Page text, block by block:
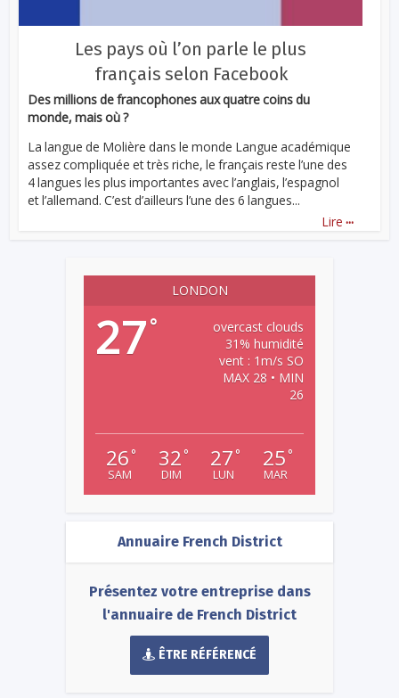
Les pays où l’on parle le plus
français selon Facebook
Des millions de francophones aux quatre coins du
monde, mais où ?
La langue de Molière dans le monde Langue académique
assez compliquée et très riche, le français reste l’une des
4 langues les plus importantes avec l’anglais, l’espagnol
et l’allemand. C’est d’ailleurs l’une des 6 langues...
Lire ...
LONDON
27°
overcast clouds
31% humidité
vent : 1m/s SO
MAX 28 • MIN
26
26 °
SAM
32 °
DIM
27 °
LUN
25 °
MAR
Annuaire French District
Présentez votre entreprise dans
l'annuaire de French District
ÊTRE RÉFÉRENCÉ